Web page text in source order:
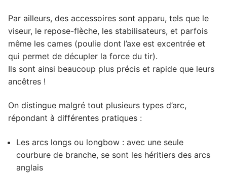
3.3. Les tirs 3D
4. Les pratiques de loisirs
5. Public concerné
6. Budget à y consacrer
Par ailleurs, des accessoires sont apparu, tels que le
viseur, le repose-flèche, les stabilisateurs, et parfois
même les cames (poulie dont l’axe est excentrée et
qui permet de décupler la force du tir).
Ils sont ainsi beaucoup plus précis et rapide que leurs
ancêtres !
On distingue malgré tout plusieurs types d’arc,
répondant à différentes pratiques :
Les arcs longs ou longbow : avec une seule
courbure de branche, se sont les héritiers des arcs
anglais